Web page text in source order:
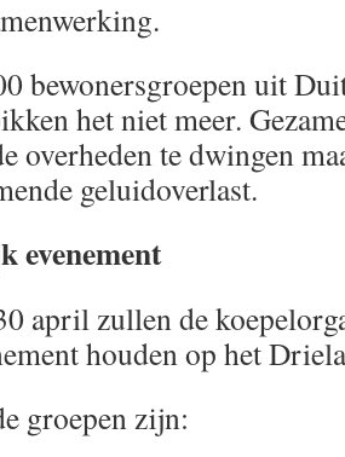
bewonersgroepen uit
het niet meer.
overheden te dwingen
geluidoverlast.
evenement
april zullen de
houden op het
groepen zijn: